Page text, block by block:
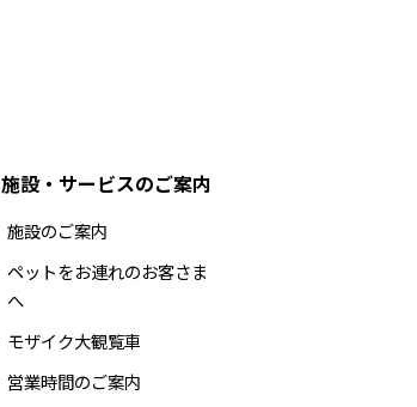
施設・サービスのご案内
施設のご案内
ペットをお連れのお客さま
へ
モザイク大観覧車
営業時間のご案内